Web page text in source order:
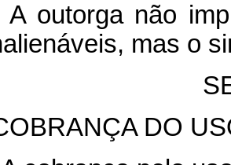
A outorga não
mas o
DO